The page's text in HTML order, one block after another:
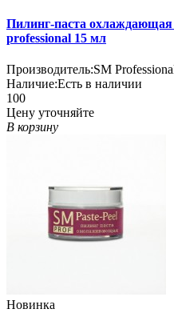
Пилинг-паста охлаждающая
professional 15 мл
Производитель:SM
Наличие:Есть в наличии
100
Цену уточняйте
В корзину
Новинка